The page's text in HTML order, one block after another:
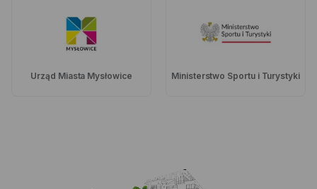
Urząd Miasta Mysłowice Ministerstwo Sportu i Turystyki